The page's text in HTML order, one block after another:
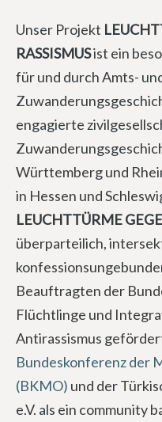
Unser Projekt
RASSISMUSist ein
für und durch Amts-
engagierte
Württemberg und
in Hessen und
LEUCHTTÜRME
überparteilich,
Beauftragten der
Flüchtlinge und
Antirassismus
Bundeskonferenz der
(BKMO) und der
e.V. als ein community